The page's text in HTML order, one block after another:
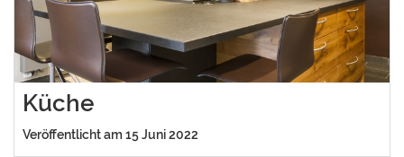
Küche
Veröffentlicht am 15 Juni 2022